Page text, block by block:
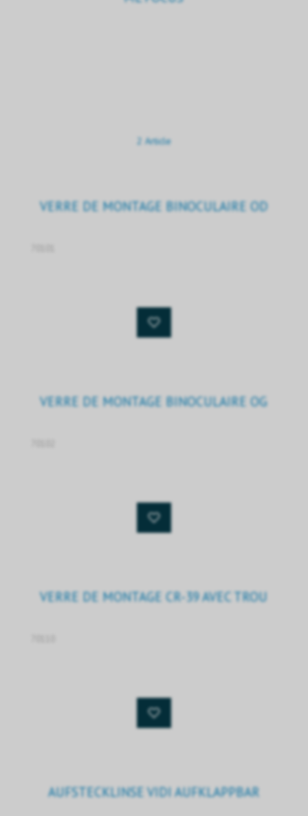
2 Article
VERRE DE MONTAGE BINOCULAIRE OD
VERRE DE MONTAGE BINOCULAIRE OG
VERRE DE MONTAGE CR-39 AVEC TROU
AUFSTECKLINSE VIDI AUFKLAPPBAR